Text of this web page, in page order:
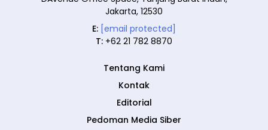
Jakarta, 12530
E: [email protected]
T: +62 21 782 8870
Tentang Kami
Kontak
Editorial
Pedoman Media Siber